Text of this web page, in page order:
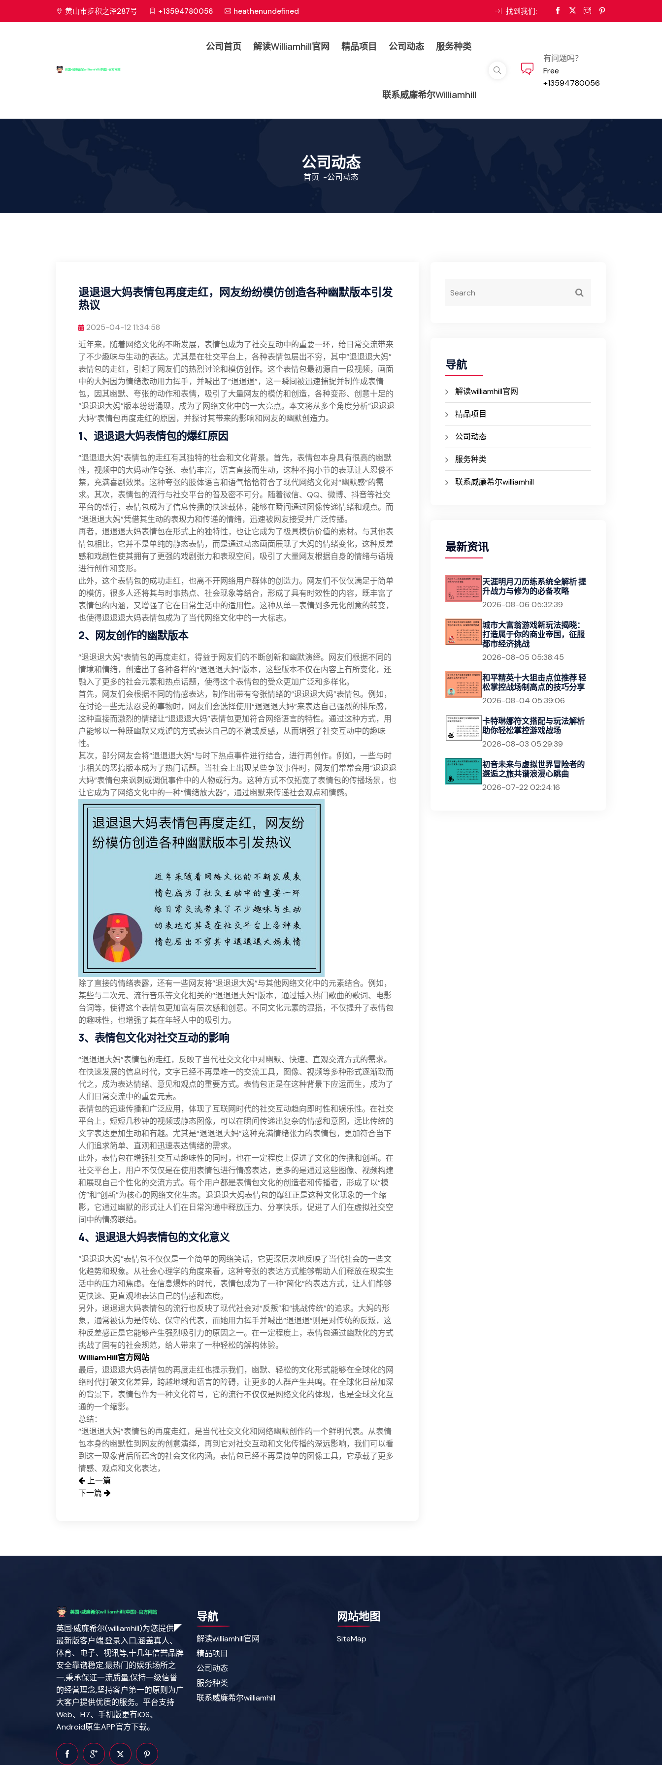
黄山市步积之泽287号 +13594780056 heathenundefined 找到我们:
公司首页 解读williamhill官网 精品项目 公司动态 服务种类
联系威廉希尔williamhill
有问题吗？
Free
+13594780056
公司动态
首页 -公司动态
退退退大妈表情包再度走红，网友纷纷模仿创造各种幽默版本引发
热议
2025-04-12 11:34:58
近年来，随着网络文化的不断发展，表情包成为了社交互动中的重要一环，给日常交流带来
了不少趣味与生动的表达。尤其是在社交平台上，各种表情包层出不穷，其中“退退退大妈”
表情包的走红，引起了网友们的热烈讨论和模仿创作。这个表情包最初源自一段视频，画面
中的大妈因为情绪激动用力挥手，并喊出了“退退退”，这一瞬间被迅速捕捉并制作成表情
包，因其幽默、夸张的动作和表情，吸引了大量网友的模仿和创造，各种变形、创意十足的
“退退退大妈”版本纷纷涌现，成为了网络文化中的一大亮点。本文将从多个角度分析“退退退
大妈”表情包再度走红的原因，并探讨其带来的影响和网友的幽默创造力。
1、退退退大妈表情包的爆红原因
“退退退大妈”表情包的走红有其独特的社会和文化背景。首先，表情包本身具有很高的幽默
性，视频中的大妈动作夸张、表情丰富，语言直接而生动，这种不拘小节的表现让人忍俊不
禁，充满喜剧效果。这种夸张的肢体语言和语气恰恰符合了现代网络文化对“幽默感”的需
求。其次，表情包的流行与社交平台的普及密不可分。随着微信、QQ、微博、抖音等社交
平台的盛行，表情包成为了信息传播的快速载体，能够在瞬间通过图像传递情绪和观点。而
“退退退大妈”凭借其生动的表现力和传递的情绪，迅速被网友接受并广泛传播。
再者，退退退大妈表情包在形式上的独特性，也让它成为了极具模仿价值的素材。与其他表
情包相比，它并不是单纯的静态表情，而是通过动态画面展现了大妈的情绪变化，这种反差
感和戏剧性使其拥有了更强的戏剧张力和表现空间，吸引了大量网友根据自身的情绪与语境
进行创作和变形。
此外，这个表情包的成功走红，也离不开网络用户群体的创造力。网友们不仅仅满足于简单
的模仿，很多人还将其与时事热点、社会现象等结合，形成了具有时效性的内容，既丰富了
表情包的内涵，又增强了它在日常生活中的适用性。这种从单一表情到多元化创意的转变，
也使得退退退大妈表情包成为了当代网络文化中的一大标志。
2、网友创作的幽默版本
“退退退大妈”表情包的再度走红，得益于网友们的不断创新和幽默演绎。网友们根据不同的
情境和情绪，创造出了各种各样的“退退退大妈”版本，这些版本不仅在内容上有所变化，还
融入了更多的社会元素和热点话题，使得这个表情包的受众更加广泛和多样化。
首先，网友们会根据不同的情感表达，制作出带有夸张情绪的“退退退大妈”表情包。例如，
在讨论一些无法忍受的事物时，网友们会选择使用“退退退大妈”来表达自己强烈的排斥感，
这种直接而激烈的情绪让“退退退大妈”表情包更加符合网络语言的特性。通过这种方式，用
户能够以一种既幽默又戏谑的方式表达自己的不满或反感，从而增强了社交互动中的趣味
性。
其次，部分网友会将“退退退大妈”与时下热点事件进行结合，进行再创作。例如，一些与时
事相关的恶搞版本成为了热门话题。当社会上出现某些争议事件时，网友们常常会用“退退退
大妈”表情包来讽刺或调侃事件中的人物或行为。这种方式不仅拓宽了表情包的传播场景，也
让它成为了网络文化中的一种“情绪放大器”，通过幽默来传递社会观点和情感。
除了直接的情绪表露，还有一些网友将“退退退大妈”与其他网络文化中的元素结合。例如，
某些与二次元、流行音乐等文化相关的“退退退大妈”版本，通过插入热门歌曲的歌词、电影
台词等，使得这个表情包更加富有层次感和创意。不同文化元素的混搭，不仅提升了表情包
的趣味性，也增强了其在年轻人中的吸引力。
3、表情包文化对社交互动的影响
“退退退大妈”表情包的走红，反映了当代社交文化中对幽默、快速、直观交流方式的需求。
在快速发展的信息时代，文字已经不再是唯一的交流工具，图像、视频等多种形式逐渐取而
代之，成为表达情绪、意见和观点的重要方式。表情包正是在这种背景下应运而生，成为了
人们日常交流中的重要元素。
表情包的迅速传播和广泛应用，体现了互联网时代的社交互动趋向即时性和娱乐性。在社交
平台上，短短几秒钟的视频或静态图像，可以在瞬间传递出复杂的情感和意图，远比传统的
文字表达更加生动和有趣。尤其是“退退退大妈”这种充满情绪张力的表情包，更加符合当下
人们追求简单、直观和迅速表达情绪的需求。
此外，表情包在增强社交互动趣味性的同时，也在一定程度上促进了文化的传播和创新。在
社交平台上，用户不仅仅是在使用表情包进行情感表达，更多的是通过这些图像、视频构建
和展现自己个性化的交流方式。每个用户都是表情包文化的创造者和传播者，形成了以“模
仿”和“创新”为核心的网络文化生态。退退退大妈表情包的爆红正是这种文化现象的一个缩
影，它通过幽默的形式让人们在日常沟通中释放压力、分享快乐，促进了人们在虚拟社交空
间中的情感联结。
4、退退退大妈表情包的文化意义
“退退退大妈”表情包不仅仅是一个简单的网络笑话，它更深层次地反映了当代社会的一些文
化趋势和现象。从社会心理学的角度来看，这种夸张的表达方式能够帮助人们释放在现实生
活中的压力和焦虑。在信息爆炸的时代，表情包成为了一种“简化”的表达方式，让人们能够
更快速、更直观地表达自己的情感和态度。
另外，退退退大妈表情包的流行也反映了现代社会对“反叛”和“挑战传统”的追求。大妈的形
象，通常被认为是传统、保守的代表，而她用力挥手并喊出“退退退”则是对传统的反叛，这
种反差感正是它能够产生强烈吸引力的原因之一。在一定程度上，表情包通过幽默化的方式
挑战了固有的社会规范，给人带来了一种轻松的解构体验。
WilliamHill官方网站
最后，退退退大妈表情包的再度走红也提示我们，幽默、轻松的文化形式能够在全球化的网
络时代打破文化差异，跨越地域和语言的障碍，让更多的人群产生共鸣。在全球化日益加深
的背景下，表情包作为一种文化符号，它的流行不仅仅是网络文化的体现，也是全球文化互
通的一个缩影。
总结：
“退退退大妈”表情包的再度走红，是当代社交文化和网络幽默创作的一个鲜明代表。从表情
包本身的幽默性到网友的创意演绎，再到它对社交互动和文化传播的深远影响，我们可以看
到这一现象背后所蕴含的社会文化内涵。表情包已经不再是简单的图像工具，它承载了更多
情感、观点和文化表达，
上一篇
下一篇
导航
解读williamhill官网
精品项目
公司动态
服务种类
联系威廉希尔williamhill
最新资讯
天涯明月刀历练系统全解析 提
升战力与修为的必备攻略
2026-08-06 05:32:39
城市大富翁游戏新玩法揭晓：
打造属于你的商业帝国，征服
都市经济挑战
2026-08-05 05:38:45
和平精英十大狙击点位推荐 轻
松掌控战场制高点的技巧分享
2026-08-04 05:39:06
卡特琳娜符文搭配与玩法解析
助你轻松掌控游戏战场
2026-08-03 05:29:39
初音未来与虚拟世界冒险者的
邂逅之旅共谱浪漫心跳曲
2026-07-22 02:24:16
英国·威廉希尔(williamhill)为您提供◤
最新版客户端,登录入口,涵盖真人、
体育、电子、视讯等,十几年信誉品牌
安全靠谱稳定,最热门的娱乐场所之
一,秉承保证一流质量,保持一级信誉
的经营理念,坚持客户第一的原则为广
大客户提供优质的服务。平台支持
Web、H7、手机版更有iOS、
Android原生APP官方下载。
导航
解读williamhill官网
精品项目
公司动态
服务种类
联系威廉希尔williamhill
网站地图
SiteMap